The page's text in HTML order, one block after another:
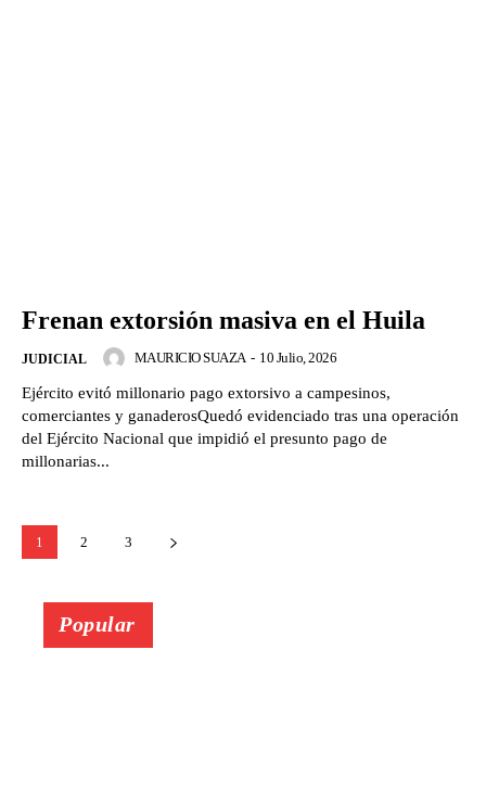
Frenan extorsión masiva en el Huila
JUDICIAL MAURICIO SUAZA - 10 Julio, 2026
Ejército evitó millonario pago extorsivo a campesinos,
comerciantes y ganaderosQuedó evidenciado tras una operación
del Ejército Nacional que impidió el presunto pago de
millonarias...
1 2 3
Popular